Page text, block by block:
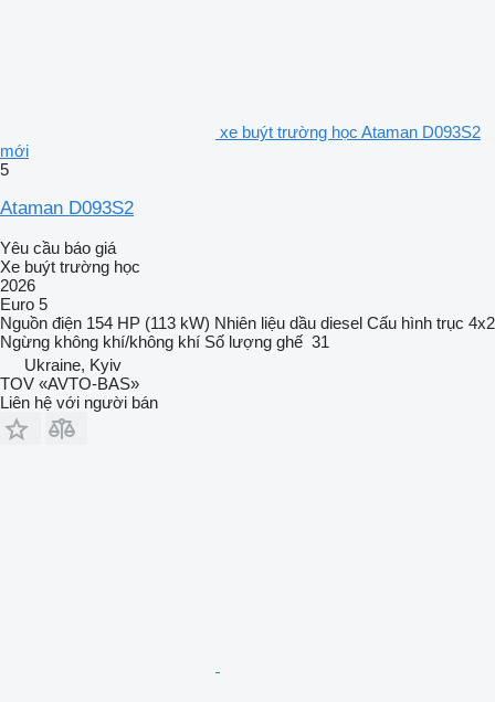
xe buýt trường học Ataman D093S2
mới
5
Ataman D093S2
Yêu cầu báo giá
Xe buýt trường học
2026
Euro 5
Nguồn điện 154 HP (113 kW) Nhiên liệu dầu diesel Cấu hình trục 4x2
Ngừng không khí/không khí Số lượng ghế 31
Ukraine, Kyiv
TOV «AVTO-BAS»
Liên hệ với người bán